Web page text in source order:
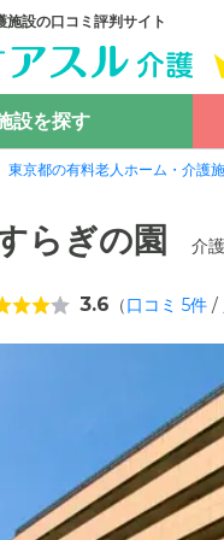
施設の口コミ評判サイト
設を探す
東京都の有料老人ホーム・介護
らぎの園
介
3.6 （口コミ 5件 /